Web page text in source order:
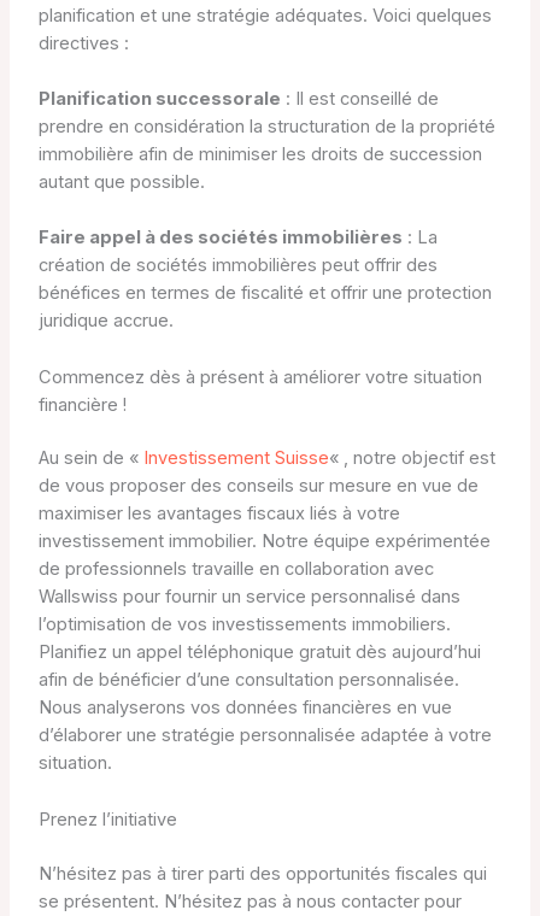
planification et une stratégie adéquates. Voici quelques
directives :
Planification successorale : Il est conseillé de
prendre en considération la structuration de la propriété
immobilière afin de minimiser les droits de succession
autant que possible.
Faire appel à des sociétés immobilières : La
création de sociétés immobilières peut offrir des
bénéfices en termes de fiscalité et offrir une protection
juridique accrue.
Commencez dès à présent à améliorer votre situation
financière !
Au sein de « Investissement Suisse« , notre objectif est
de vous proposer des conseils sur mesure en vue de
maximiser les avantages fiscaux liés à votre
investissement immobilier. Notre équipe expérimentée
de professionnels travaille en collaboration avec
Wallswiss pour fournir un service personnalisé dans
l’optimisation de vos investissements immobiliers.
Planifiez un appel téléphonique gratuit dès aujourd’hui
afin de bénéficier d’une consultation personnalisée.
Nous analyserons vos données financières en vue
d’élaborer une stratégie personnalisée adaptée à votre
situation.
Prenez l’initiative
N’hésitez pas à tirer parti des opportunités fiscales qui
se présentent. N’hésitez pas à nous contacter pour